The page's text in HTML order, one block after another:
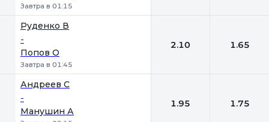
Завтра в 01:15
Руденко В
-
Попов О
Завтра в 01:45
2.10 1.65
Андреев С
-
Манушин А
1.95 1.75